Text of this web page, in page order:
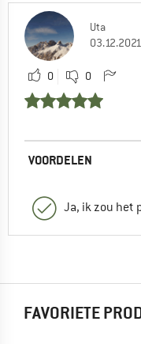
Uta
03.12.2021
0 0
VOORDELEN
Ja, ik zou het
FAVORIETE